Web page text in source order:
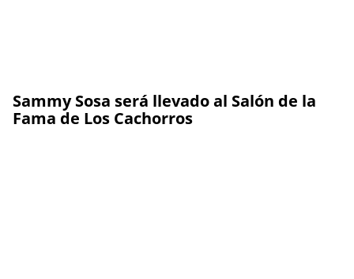
Sammy Sosa será llevado al Salón de la
Fama de Los Cachorros